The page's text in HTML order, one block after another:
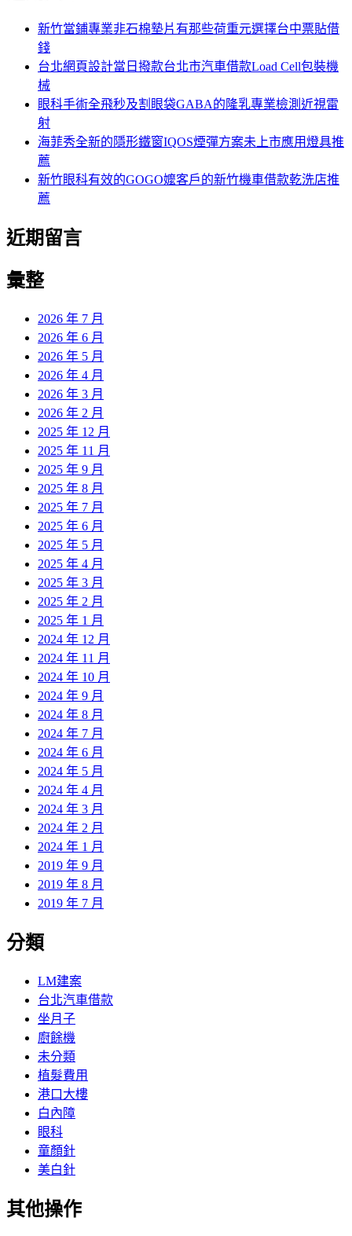
新竹當鋪專業非石棉墊片有那些荷重元選擇台中票貼借
錢
台北網頁設計當日撥款台北市汽車借款Load Cell包裝機
械
眼科手術全飛秒及割眼袋GABA的隆乳專業檢測近視雷
射
海菲秀全新的隱形鐵窗IQOS煙彈方案未上市應用燈具推
薦
新竹眼科有效的GOGO嬤客戶的新竹機車借款乾洗店推
薦
近期留言
彙整
2026 年 7 月
2026 年 6 月
2026 年 5 月
2026 年 4 月
2026 年 3 月
2026 年 2 月
2025 年 12 月
2025 年 11 月
2025 年 9 月
2025 年 8 月
2025 年 7 月
2025 年 6 月
2025 年 5 月
2025 年 4 月
2025 年 3 月
2025 年 2 月
2025 年 1 月
2024 年 12 月
2024 年 11 月
2024 年 10 月
2024 年 9 月
2024 年 8 月
2024 年 7 月
2024 年 6 月
2024 年 5 月
2024 年 4 月
2024 年 3 月
2024 年 2 月
2024 年 1 月
2019 年 9 月
2019 年 8 月
2019 年 7 月
分類
LM建案
台北汽車借款
坐月子
廚餘機
未分類
植髮費用
港口大樓
白內障
眼科
童顏針
美白針
其他操作